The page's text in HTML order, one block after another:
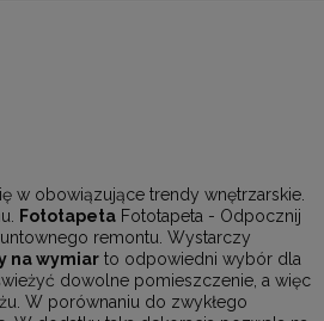
w obowiązujące trendy wnętrzarskie.
FototapetaFototapeta - Odpocznij
remontu. Wystarczy
na wymiarto odpowiedni wybór dla
dowolne pomieszczenie, a więc
W porównaniu do zwykłego